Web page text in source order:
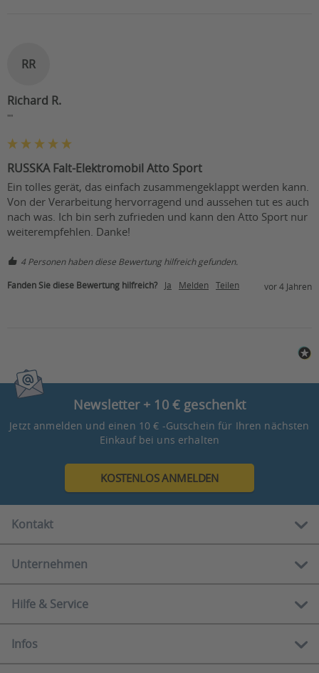
RR
Richard R.
""
RUSSKA Falt-Elektromobil Atto Sport
Ein tolles gerät, das einfach zusammengeklappt werden kann.
Von der Verarbeitung hervorragend und aussehen tut es auch
nach was. Ich bin serh zufrieden und kann den Atto Sport nur
weiterempfehlen. Danke!
4 Personen haben diese Bewertung hilfreich gefunden.
Fanden Sie diese Bewertung hilfreich? Ja Melden Teilen vor 4 Jahren
Newsletter + 10 € geschenkt
Jetzt anmelden und einen 10 € -Gutschein für Ihren nächsten
Einkauf bei uns erhalten
KOSTENLOS ANMELDEN
Kontakt
Kostenlose Hotline:
0800 888 90 80
Mo-Fr
10.00 - 12.00 Uhr
13.00 - 16.00 Uhr
Unternehmen
Über uns
Showrooms
Ratgeber
Newsletter
Hilfe & Service
Serviceportal
Häufige Fragen
Infos